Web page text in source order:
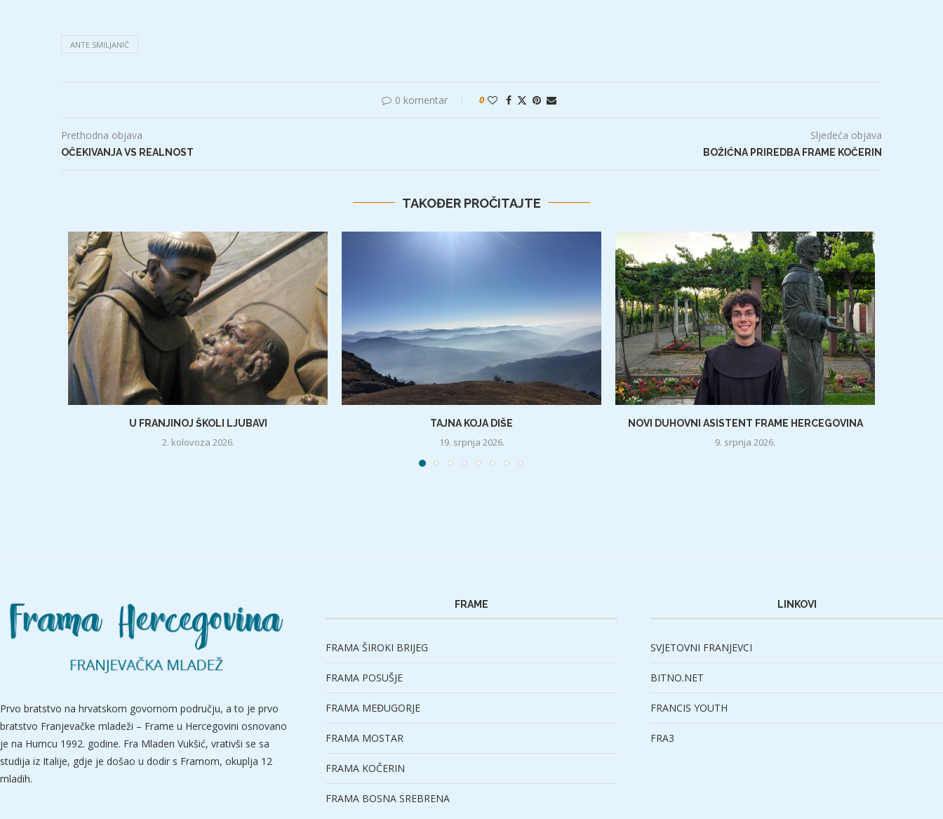
ANTE SMILJANIĆ
0 komentar 0
Prethodna objava
OČEKIVANJA VS REALNOST
Sljedeća objava
BOŽIĆNA PRIREDBA FRAME KOČERIN
TAKOĐER PROČITAJTE
U FRANJINOJ ŠKOLI LJUBAVI
2. kolovoza 2026.
TAJNA KOJA DIŠE
19. srpnja 2026.
NOVI DUHOVNI ASISTENT FRAME HERCEGOVINA
9. srpnja 2026.
Prvo bratstvo na hrvatskom govornom području, a to je prvo
bratstvo Franjevačke mladeži – Frame u Hercegovini osnovano
je na Humcu 1992. godine. Fra Mladen Vukšić, vrativši se sa
studija iz Italije, gdje je došao u dodir s Framom, okuplja 12
mladih.
FRAME
FRAMA ŠIROKI BRIJEG
FRAMA POSUŠJE
FRAMA MEĐUGORJE
FRAMA MOSTAR
FRAMA KOČERIN
FRAMA BOSNA SREBRENA
LINKOVI
SVJETOVNI FRANJEVCI
BITNO.NET
FRANCIS YOUTH
FRA3